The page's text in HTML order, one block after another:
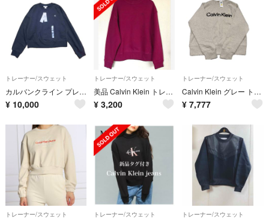
トレーナー/スウェット
カルバンクライン プレミアムテリーモノグラムクルーネックスウェットトレーナー
¥ 10,000
トレーナー/スウェット
美品 Calvin Klein トレーナー
¥ 3,200
トレーナー/スウェット
Calvin Klein グレー トレーナー
¥ 7,777
トレーナー/スウェット トレーナー/スウェット トレーナー/スウェット